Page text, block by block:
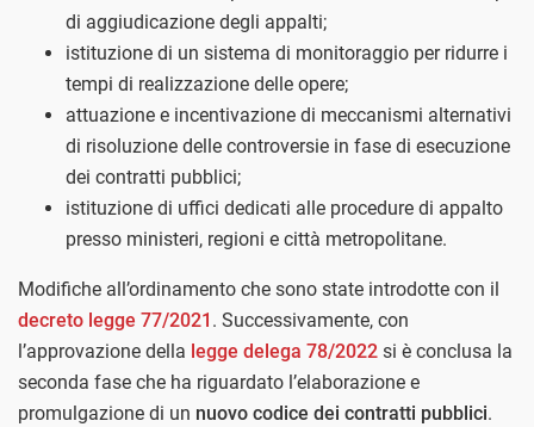
di aggiudicazione degli appalti;
istituzione di un sistema di monitoraggio per ridurre i
tempi di realizzazione delle opere;
attuazione e incentivazione di meccanismi alternativi
di risoluzione delle controversie in fase di esecuzione
dei contratti pubblici;
istituzione di uffici dedicati alle procedure di appalto
presso ministeri, regioni e città metropolitane.
Modifiche all’ordinamento che sono state introdotte con il
decreto legge 77/2021 . Successivamente, con
l’approvazione della legge delega 78/2022 si è conclusa la
seconda fase che ha riguardato l’elaborazione e
promulgazione di un nuovo codice dei contratti pubblici.